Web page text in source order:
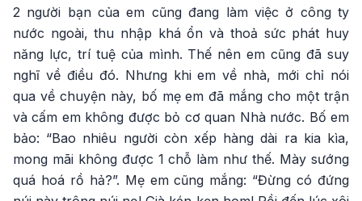
2 người bạn của em cũng đang làm việc ở công ty
nước ngoài, thu nhập khá ổn và thoả sức phát huy
năng lực, trí tuệ của mình. Thế nên em cũng đã suy
nghĩ về điều đó. Nhưng khi em về nhà, mới chỉ nói
qua về chuyện này, bố mẹ em đã mắng cho một trận
và cấm em không được bỏ cơ quan Nhà nước. Bố em
bảo: “Bao nhiêu người còn xếp hàng dài ra kia kìa,
mong mãi không được 1 chỗ làm như thế. Mày sướng
quá hoá rồ hả?”. Mẹ em cũng mắng: “Đừng có đứng